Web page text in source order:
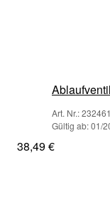
Art. Nr.: 232461
Gültig ab: 01/
38,49 €